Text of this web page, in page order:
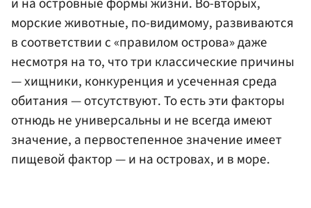
морские животные, по-видимому, развиваются
в соответствии с «правилом острова» даже
несмотря на то, что три классические причины
— хищники, конкуренция и усеченная среда
обитания — отсутствуют. То есть эти факторы
отнюдь не универсальны и не всегда имеют
значение, а первостепенное значение имеет
пищевой фактор — и на островах, и в море.